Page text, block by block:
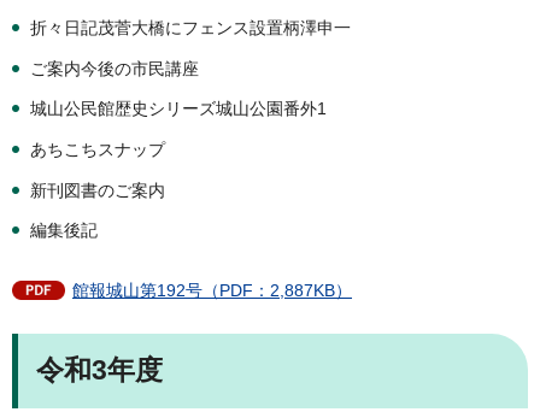
折々日記茂菅大橋にフェンス設置柄澤申一
ご案内今後の市民講座
城山公民館歴史シリーズ城山公園番外1
あちこちスナップ
新刊図書のご案内
編集後記
館報城山第192号（PDF：2,887KB）
令和3年度